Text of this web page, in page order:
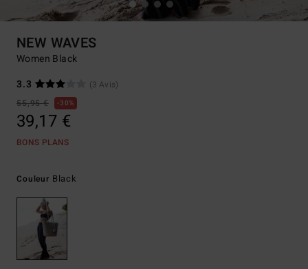
NEW WAVES
Women Black
3.3
(3 Avis)
55,95 €
30%
39,17 €
BONS PLANS
Couleur Black